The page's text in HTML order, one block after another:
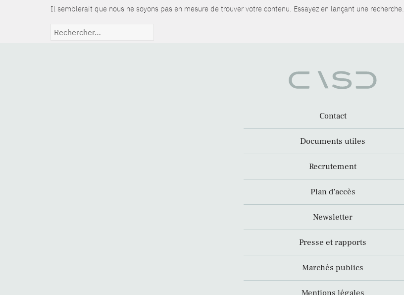
Il semblerait que nous ne soyons pas en mesure de trouver votre contenu. Essayez en lançant une recherche.
Rechercher :
Contact
Documents utiles
Recrutement
Plan d’accès
Newsletter
Presse et rapports
Marchés publics